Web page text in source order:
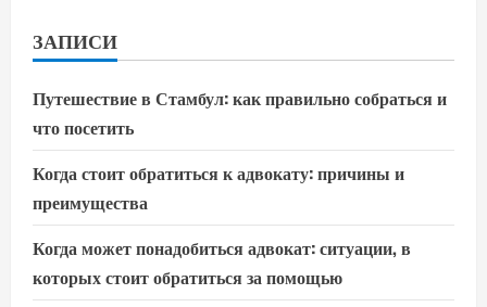
ЗАПИСИ
Путешествие в Стамбул: как правильно собраться и
что посетить
Когда стоит обратиться к адвокату: причины и
преимущества
Когда может понадобиться адвокат: ситуации, в
которых стоит обратиться за помощью